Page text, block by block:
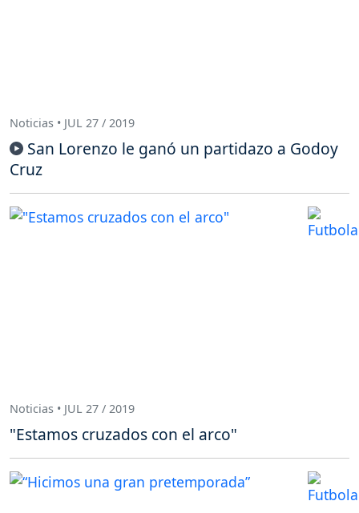
Noticias • JUL 27 / 2019
San Lorenzo le ganó un partidazo a Godoy
Cruz
Noticias • JUL 27 / 2019
"Estamos cruzados con el arco"